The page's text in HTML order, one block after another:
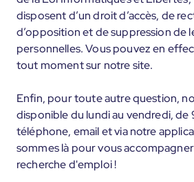
disposent d’un droit d’accès, de
d’opposition et de suppression de
personnelles. Vous pouvez en
tout moment sur notre site.
Enfin, pour toute autre question,
disponible du lundi au vendredi, de
téléphone, email et via notre
sommes là pour vous
recherche d'emploi !